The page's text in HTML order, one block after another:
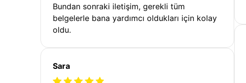
Bundan sonraki iletişim, gerekli tüm
belgelerle bana yardımcı oldukları için kolay
oldu.
Sara